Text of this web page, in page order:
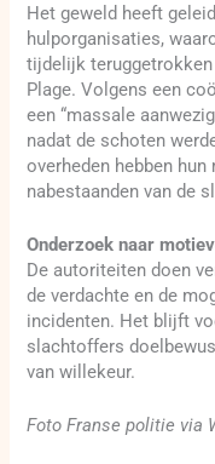
Het geweld heeft
hulporganisaties,
tijdelijk
Plage. Volgens een
een “massale
nadat de schoten
overheden hebben
nabestaanden van de
Onderzoek naar
De autoriteiten doen
de verdachte en de
incidenten. Het blijft
slachtoffers
van willekeur.
Foto Franse politie via